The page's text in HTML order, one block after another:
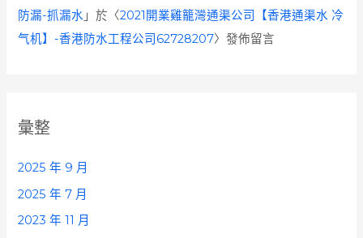
防漏-抓漏水 」於〈2021開業雞籠灣通渠公司【香港通渠水 冷
气机】-香港防水工程公司62728207〉發佈留言
彙整
2025 年 9 月
2025 年 7 月
2023 年 11 月